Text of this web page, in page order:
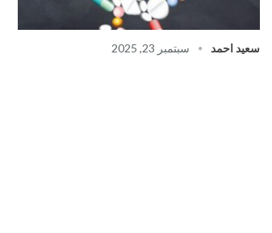
سعيد احمد
سبتمبر 23, 2025